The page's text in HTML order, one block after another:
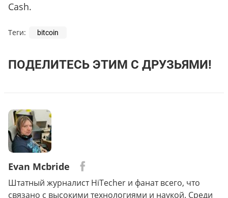
Cash.
Теги: bitcoin
ПОДЕЛИТЕСЬ ЭТИМ С ДРУЗЬЯМИ!
Evan Mcbride
Штатный журналист HiTecher и фанат всего, что
связано с высокими технологиями и наукой. Среди